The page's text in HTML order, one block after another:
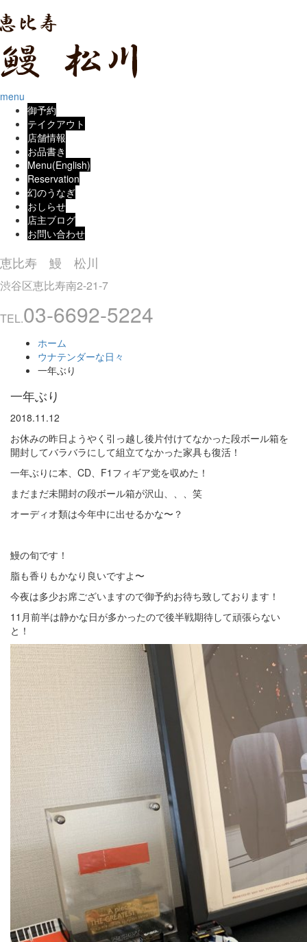
menu
御予約
テイクアウト
店舗情報
お品書き
Menu(English)
Reservation
幻のうなぎ
おしらせ
店主ブログ
お問い合わせ
恵比寿 鰻 松川
渋谷区恵比寿南2-21-7
TEL.03-6692-5224
ホーム
ウナテンダーな日々
一年ぶり
一年ぶり
2018.11.12
お休みの昨日ようやく引っ越し後片付けてなかった段ボール箱を
開封してバラバラにして組立てなかった家具も復活！
一年ぶりに本、CD、F1フィギア党を収めた！
まだまだ未開封の段ボール箱が沢山、、、笑
オーディオ類は今年中に出せるかな〜？
鰻の旬です！
脂も香りもかなり良いですよ〜
今夜は多少お席ございますので御予約お待ち致しております！
11月前半は静かな日が多かったので後半戦期待して頑張らない
と！